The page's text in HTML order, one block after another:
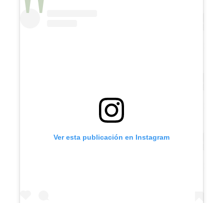
Ver esta publicación en Instagram